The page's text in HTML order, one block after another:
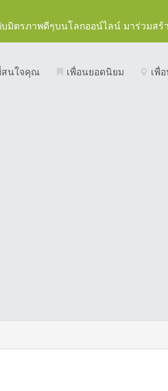
มิตรภาพดีๆบนโลกออน์ไลน์ มาร่วมสร้
สนใจคุณ เพื่อนยอดนิยม เพื่